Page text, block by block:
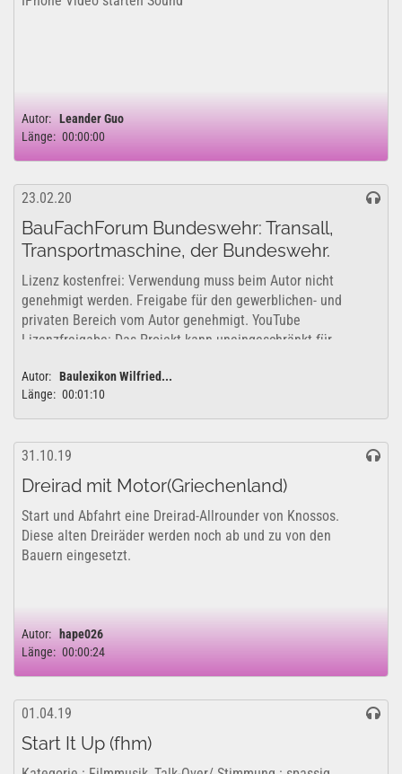
Autor: Leander Guo
Länge: 00:00:00
23.02.20
BauFachForum Bundeswehr: Transall,
Transportmaschine, der Bundeswehr.
Lizenz kostenfrei: Verwendung muss beim Autor nicht
genehmigt werden. Freigabe für den gewerblichen- und
privaten Bereich vom Autor genehmigt. YouTube
Lizenzfreigabe: Das Projekt kann uneingeschränkt für...
Autor: Baulexikon Wilfried...
Länge: 00:01:10
31.10.19
Dreirad mit Motor(Griechenland)
Start und Abfahrt eine Dreirad-Allrounder von Knossos.
Diese alten Dreiräder werden noch ab und zu von den
Bauern eingesetzt.
Autor:
hape026
Länge: 00:00:24
01.04.19
Start It Up (fhm)